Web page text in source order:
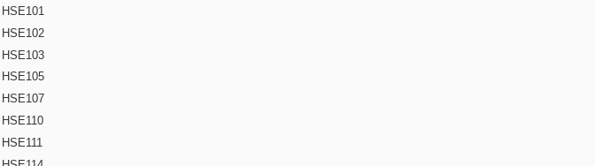
HSE101
HSE102
HSE103
HSE105
HSE107
HSE110
HSE111